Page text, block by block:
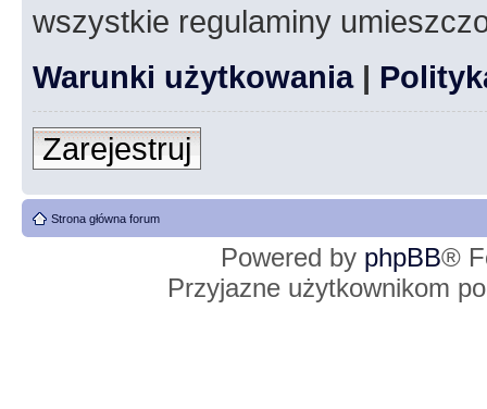
wszystkie regulaminy
Warunki użytkowania|
Zarejestruj
Strona główna forum
Powered by phpBB®
Przyjazne użytkownikom